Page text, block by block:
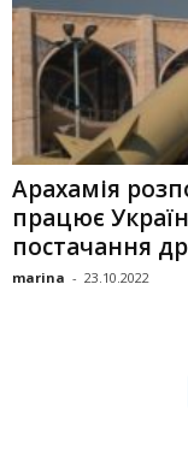
Арахамія
працює
постачання
marina - 23.10.2022